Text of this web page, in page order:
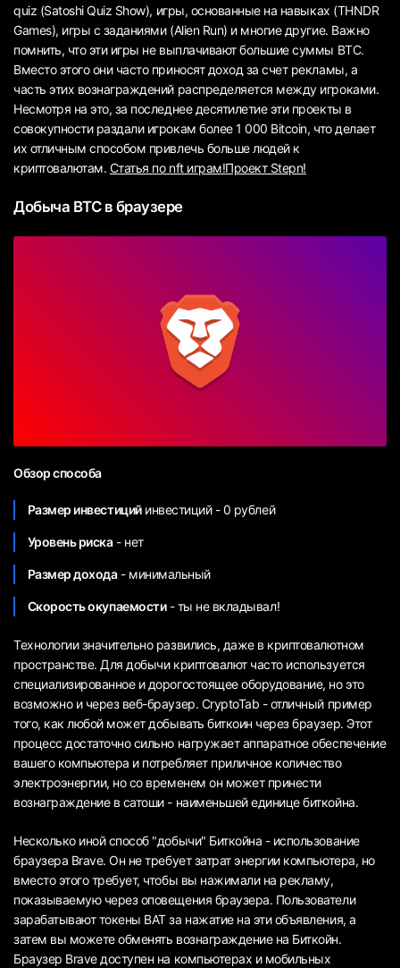
quiz (Satoshi Quiz Show), игры, основанные на навыках (THNDR
Games), игры с заданиями (Alien Run) и многие другие. Важно
помнить, что эти игры не выплачивают большие суммы BTC.
Вместо этого они часто приносят доход за счет рекламы, а
часть этих вознаграждений распределяется между игроками.
Несмотря на это, за последнее десятилетие эти проекты в
совокупности раздали игрокам более 1 000 Bitcoin, что делает
их отличным способом привлечь больше людей к
криптовалютам. Статья по nft играм!Проект Stepn!
Добыча BTC в браузере
Обзор способа
Размер инвестицийинвестиций - 0 рублей
Уровень риска- нет
Размер дохода- минимальный
Скорость окупаемости- ты не вкладывал!
Технологии значительно развились, даже в криптовалютном
пространстве. Для добычи криптовалют часто используется
специализированное и дорогостоящее оборудование, но это
возможно и через веб-браузер. CryptoTab - отличный пример
того, как любой может добывать биткоин через браузер. Этот
процесс достаточно сильно нагружает аппаратное обеспечение
вашего компьютера и потребляет приличное количество
электроэнергии, но со временем он может принести
вознаграждение в сатоши - наименьшей единице биткойна.
Несколько иной способ "добычи" Биткойна - использование
браузера Brave. Он не требует затрат энергии компьютера, но
вместо этого требует, чтобы вы нажимали на рекламу,
показываемую через оповещения браузера. Пользователи
зарабатывают токены BAT за нажатие на эти объявления, а
затем вы можете обменять вознаграждение на Биткойн.
Браузер Brave доступен на компьютерах и мобильных